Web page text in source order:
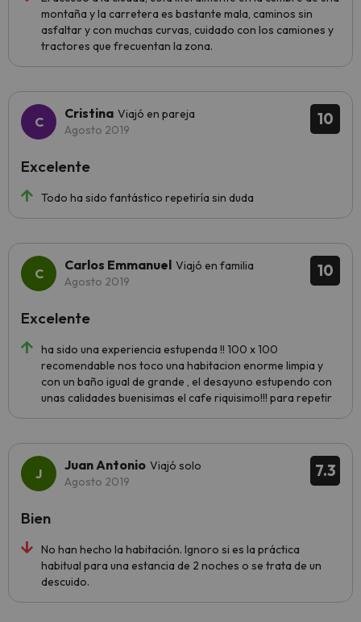
montaña y la carretera es bastante mala, caminos sin
asfaltar y con muchas curvas, cuidado con los camiones y
tractores que frecuentan la zona.
10
Cristina Viajó en pareja
Agosto 2019
Todo ha sido fantástico repetiría sin duda
Excelente
10
Carlos Emmanuel Viajó en familia
Agosto 2019
ha sido una experiencia estupenda !! 100 x 100
recomendable nos toco una habitacion enorme limpia y
con un baño igual de grande , el desayuno estupendo con
unas calidades buenisimas el cafe riquisimo!!! para repetir
Excelente
7.3
Juan Antonio Viajó solo
Agosto 2019
No han hecho la habitación. Ignoro si es la práctica
habitual para una estancia de 2 noches o se trata de un
descuido.
Bien